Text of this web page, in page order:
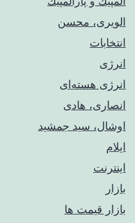
الویری، محسن
انتخابات
انرژی
انرژی هسته‌ای
انصاری، هادی
اوشال، سید جمشید
ایلام
اینترنت
بازار
بازار قیمت ها